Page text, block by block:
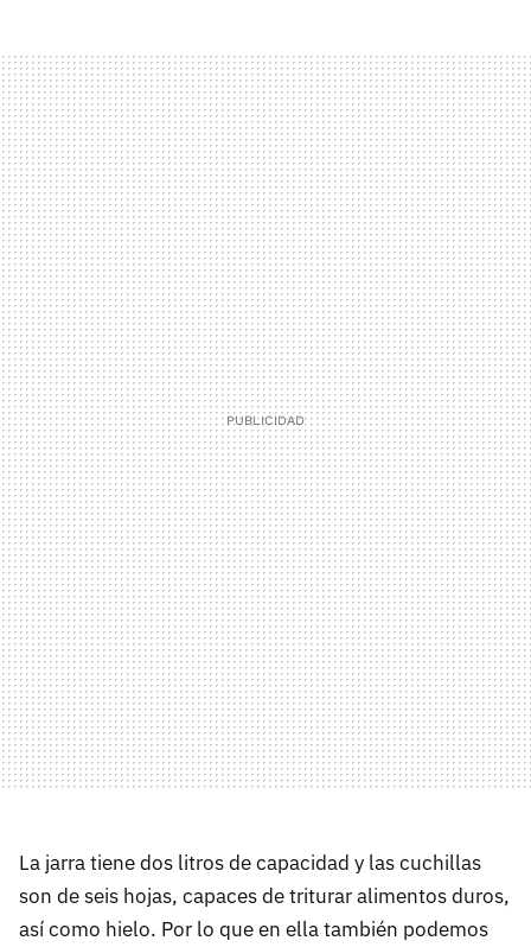
La jarra tiene dos litros de capacidad y las cuchillas
son de seis hojas, capaces de triturar alimentos duros,
así como hielo. Por lo que en ella también podemos